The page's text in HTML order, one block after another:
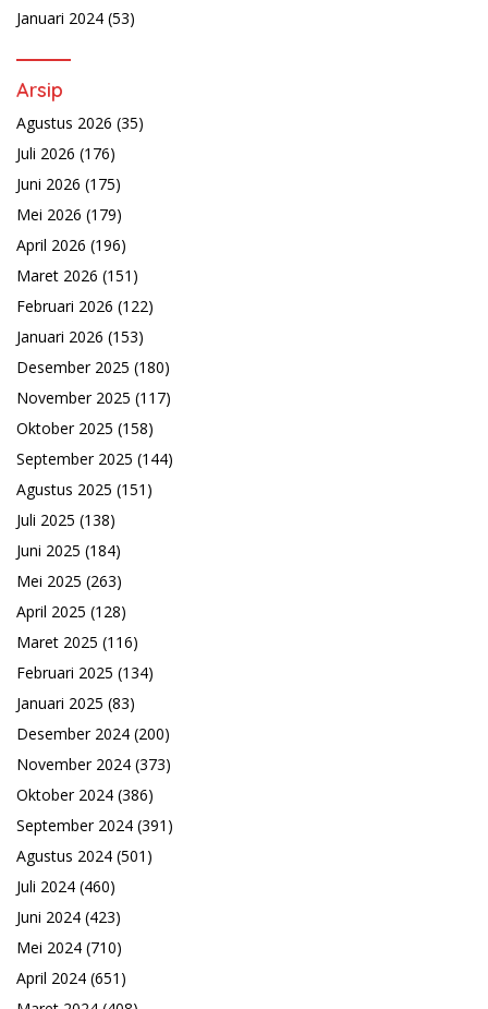
Januari 2024 (53)
Arsip
Agustus 2026 (35)
Juli 2026 (176)
Juni 2026 (175)
Mei 2026 (179)
April 2026 (196)
Maret 2026 (151)
Februari 2026 (122)
Januari 2026 (153)
Desember 2025 (180)
November 2025 (117)
Oktober 2025 (158)
September 2025 (144)
Agustus 2025 (151)
Juli 2025 (138)
Juni 2025 (184)
Mei 2025 (263)
April 2025 (128)
Maret 2025 (116)
Februari 2025 (134)
Januari 2025 (83)
Desember 2024 (200)
November 2024 (373)
Oktober 2024 (386)
September 2024 (391)
Agustus 2024 (501)
Juli 2024 (460)
Juni 2024 (423)
Mei 2024 (710)
April 2024 (651)